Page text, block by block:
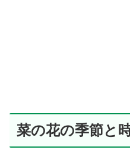
菜の花の季節と